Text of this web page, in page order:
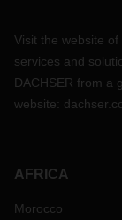
Visit the website
services and
DACHSER from a
website:
AFRICA
Morocco